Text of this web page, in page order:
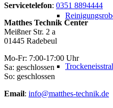
Servicetelefon: 0351 8894444
Matthes Technik Center
Meißner Str. 2 a
01445 Radebeul
Mo-Fr: 7:00-17:00 Uhr
Sa: geschlossen
So: geschlossen
Email: info@matthes-technik.de